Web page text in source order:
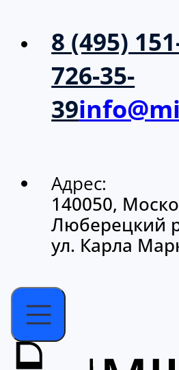
8 (495)
726-35-
39
Адрес:
140050,
Люберецкий
ул. Карла